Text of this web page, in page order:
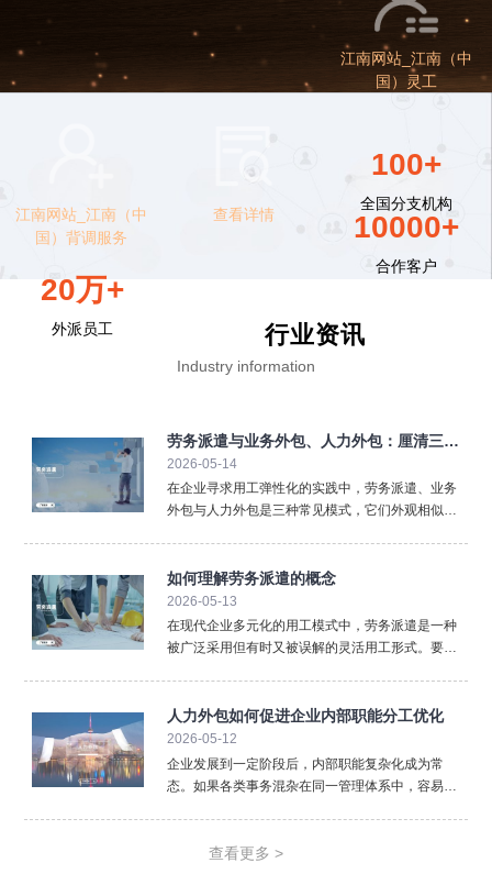
江南网站_江南（中
国）灵工
江南网站_江南（中
国）背调服务
查看详情
100+
全国分支机构
10000+
合作客户
20万+
外派员工 行业资讯
Industry information
劳务派遣与业务外包、人力外包：厘清三大
弹性用工模式
2026-05-14
在企业寻求用工弹性化的实践中，劳务派遣、业务
外包与人力外包是三种常见模式，它们外观相似却
工方式至关重要。首先，法律关系的核心不同。 这
是最根本的区别。劳
如何理解劳务派遣的概念
2026-05-13
在现代企业多元化的用工模式中，劳务派遣是一种
被广泛采用但有时又被误解的灵活用工形式。要准
别。从法律层面看，劳务派遣是指依法设立的劳务
派遣单位（即用人单位
人力外包如何促进企业内部职能分工优化
2026-05-12
企业发展到一定阶段后，内部职能复杂化成为常
态。如果各类事务混杂在同一管理体系中，容易降
企业可以将标准化、重复性强的人事事务外置。薪
查看更多 >